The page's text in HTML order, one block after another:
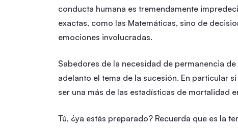
conducta humana es tremendamente
exactas, como las Matemáticas, sino de
emociones involucradas.
Sabedores de la necesidad de permanencia
adelanto el tema de la sucesión. En particular
ser una más de las estadísticas de mortalidad
Tú, ¿ya estás preparado? Recuerda que es la